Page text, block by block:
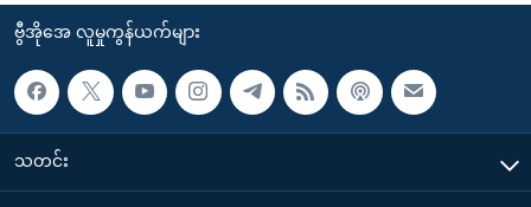
ဗွီအိုအေ လူမှုကွန်ယက်များ
သတင်း